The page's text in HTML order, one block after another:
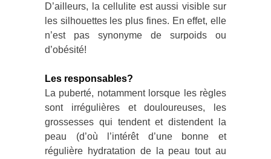
D’ailleurs, la cellulite est aussi visible sur
les silhouettes les plus fines. En effet, elle
n’est pas synonyme de surpoids ou
d’obésité!
Les responsables?
La puberté, notamment lorsque les règles
sont irrégulières et douloureuses, les
grossesses qui tendent et distendent la
peau (d’où l’intérêt d’une bonne et
régulière hydratation de la peau tout au